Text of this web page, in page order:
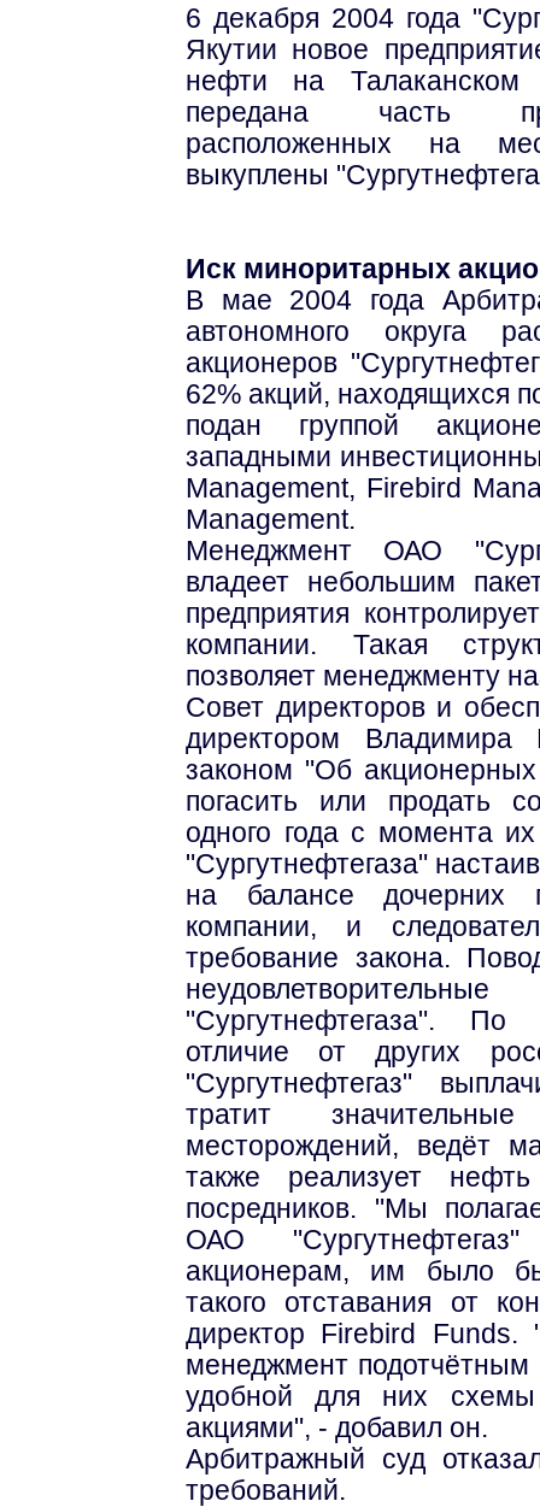
6 декабря 2004 года
Якутии новое
нефти на Талаканском
передана часть
расположенных на
выкуплены
Иск миноритарных
В мае 2004 года
автономного округа
акционеров
62% акций, находящихся
подан группой
западными
Management, Firebird
Management.
Менеджмент ОАО
владеет небольшим
предприятия
компании. Такая
позволяет менеджменту
Совет директоров и
директором Владимира
законом "Об
погасить или продать
одного года с момента
"Сургутнефтегаза"
на балансе дочерних
компании, и
требование закона.
"Сургутнефтегаза".
отличие от других
"Сургутнефтегаз"
тратит
месторождений, ведёт
также реализует
посредников. "Мы
ОАО
акционерам, им было
такого отставания от
директор Firebird Funds.
менеджмент подотчётным
удобной для них схемы
акциями", - добавил он.
Арбитражный суд
требований.